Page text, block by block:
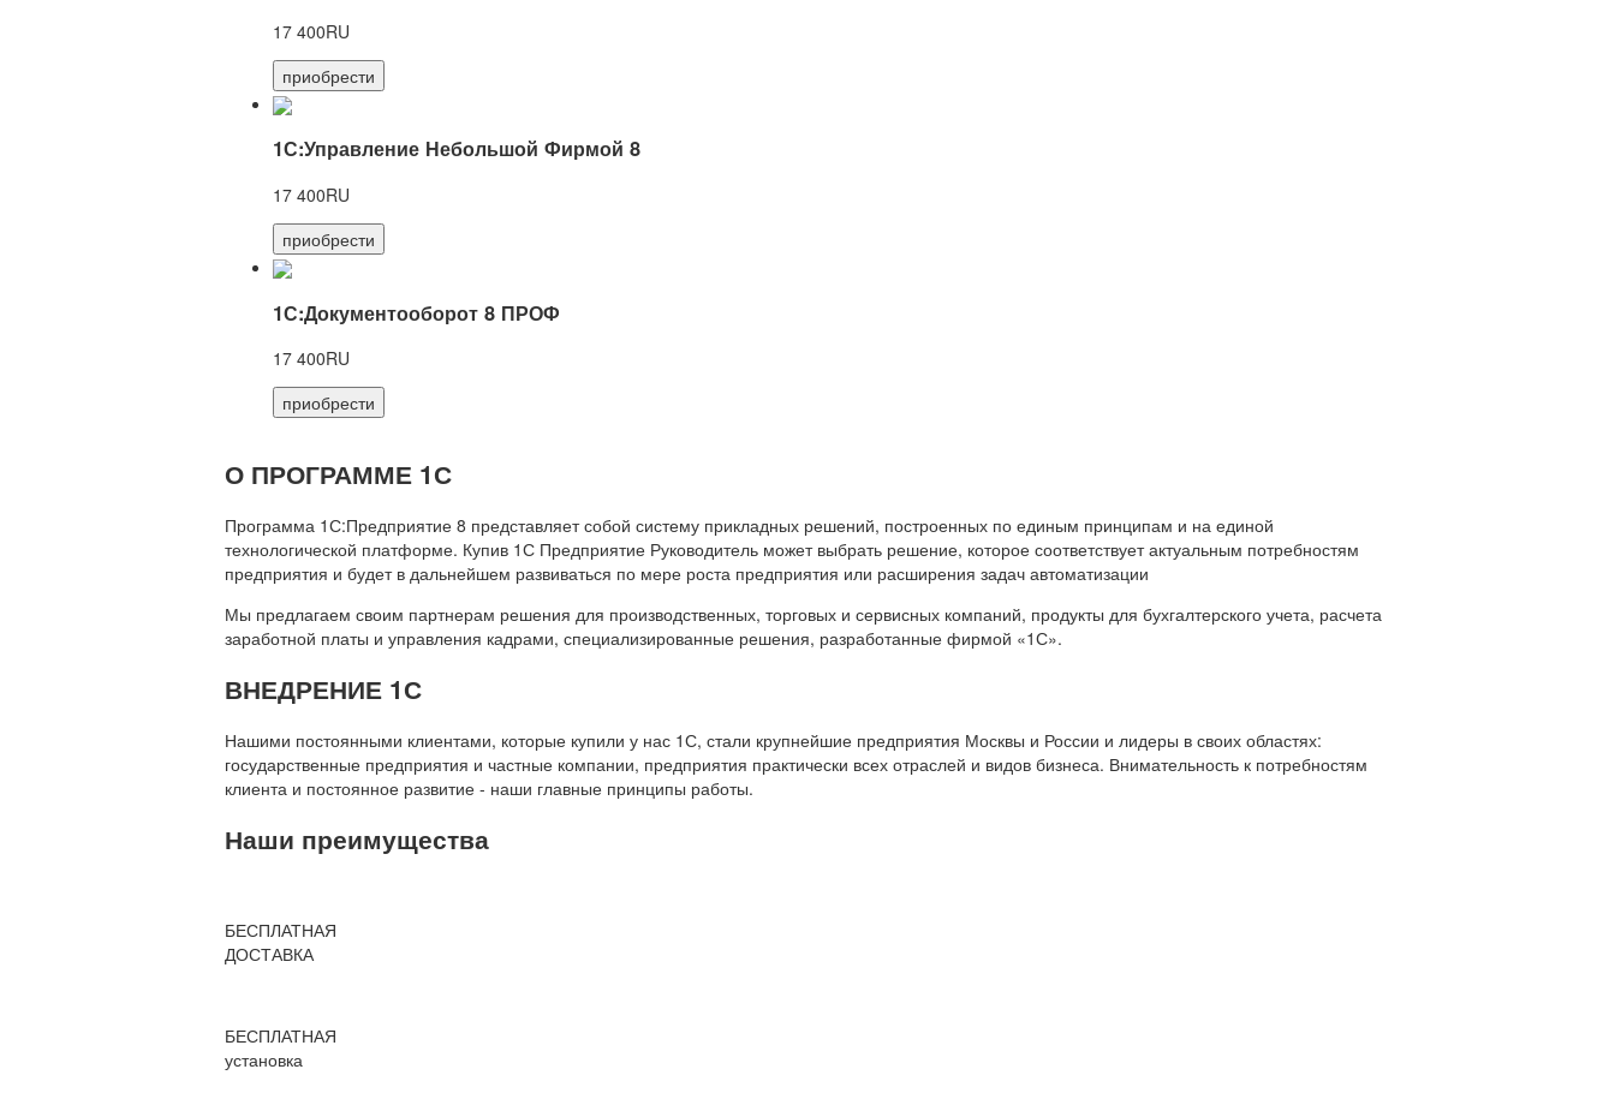
17 400RU
приобрести
1С:Управление Небольшой Фирмой 8
17 400RU
приобрести
1С:Документооборот 8 ПРОФ
17 400RU
приобрести
О ПРОГРАММЕ 1С
Программа 1С:Предприятие 8 представляет собой систему прикладных решений, построенных по единым принципам и на единой
технологической платформе. Купив 1С Предприятие Руководитель может выбрать решение, которое соответствует актуальным потребностям
предприятия и будет в дальнейшем развиваться по мере роста предприятия или расширения задач автоматизации
Мы предлагаем своим партнерам решения для производственных, торговых и сервисных компаний, продукты для бухгалтерского учета, расчета
заработной платы и управления кадрами, специализированные решения, разработанные фирмой «1С».
ВНЕДРЕНИЕ 1С
Нашими постоянными клиентами, которые купили у нас 1С, стали крупнейшие предприятия Москвы и России и лидеры в своих областях:
государственные предприятия и частные компании, предприятия практически всех отраслей и видов бизнеса. Внимательность к потребностям
клиента и постоянное развитие - наши главные принципы работы.
Наши преимущества
БЕСПЛАТНАЯ
ДОСТАВКА
БЕСПЛАТНАЯ
установка